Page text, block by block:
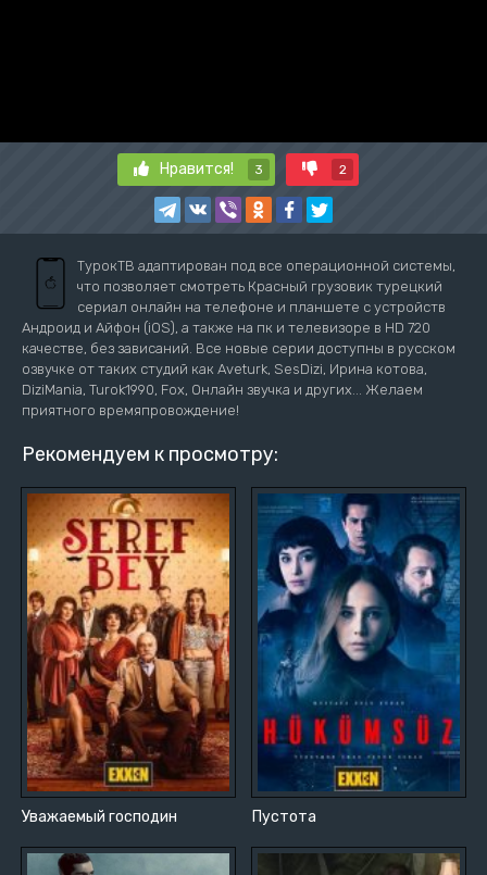
Нравится! 3 2
ТурокТВ адаптирован под все операционной системы,
что позволяет смотреть Красный грузовик турецкий
сериал онлайн на телефоне и планшете с устройств
Андроид и Айфон (iOS), а также на пк и телевизоре в HD 720
качестве, без зависаний. Все новые серии доступны в русском
озвучке от таких студий как Aveturk, SesDizi, Ирина котова,
DiziMania, Turok1990, Fox, Онлайн звучка и других... Желаем
приятного времяпровождение!
Рекомендуем к просмотру:
Уважаемый господин Пустота